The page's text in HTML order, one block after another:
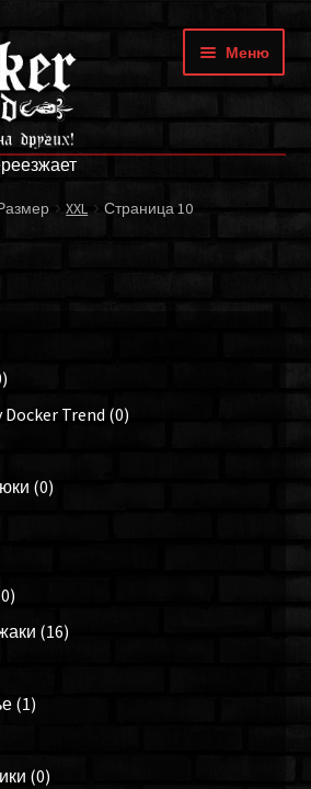
Меню
XXL Страница 10
Docker Trend (0)
(0)
(16)
(1)
(0)